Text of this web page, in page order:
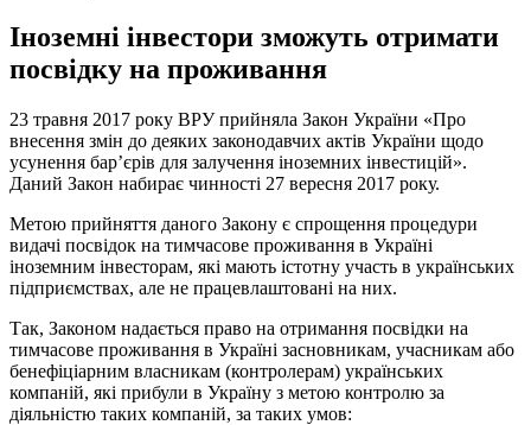
Іноземні інвестори зможуть отримати
посвідку на проживання
23 травня 2017 року ВРУ прийняла Закон України «Про
внесення змін до деяких законодавчих актів України щодо
усунення бар’єрів для залучення іноземних інвестицій».
Даний Закон набирає чинності 27 вересня 2017 року.
Метою прийняття даного Закону є спрощення процедури
видачі посвідок на тимчасове проживання в Україні
іноземним інвесторам, які мають істотну участь в українських
підприємствах, але не працевлаштовані на них.
Так, Законом надається право на отримання посвідки на
тимчасове проживання в Україні засновникам, учасникам або
бенефіціарним власникам (контролерам) українських
компаній, які прибули в Україну з метою контролю за
діяльністю таких компаній, за таких умов: